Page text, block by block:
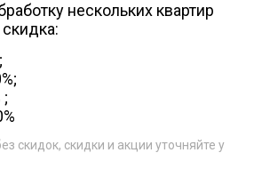
нескольких квартир
;
скидок, скидки и акции уточняйте у